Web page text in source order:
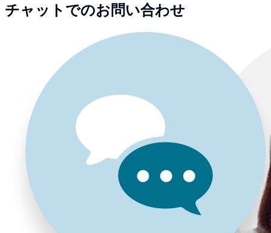
チャットでのお問い合わせ